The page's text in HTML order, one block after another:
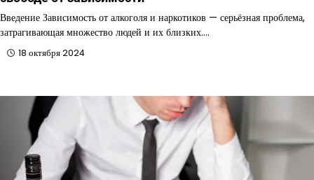
Введение Зависимость от алкоголя и наркотиков — серьёзная проблема,
затрагивающая множество людей и их близких.…
18 октября 2024